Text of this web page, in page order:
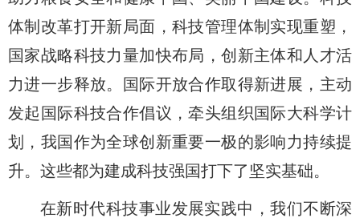
体制改革打开新局面，科技管理体制实现重塑，
国家战略科技力量加快布局，创新主体和人才活
力进一步释放。国际开放合作取得新进展，主动
发起国际科技合作倡议，牵头组织国际大科学计
划，我国作为全球创新重要一极的影响力持续提
升。这些都为建成科技强国打下了坚实基础。
在新时代科技事业发展实践中，我们不断深